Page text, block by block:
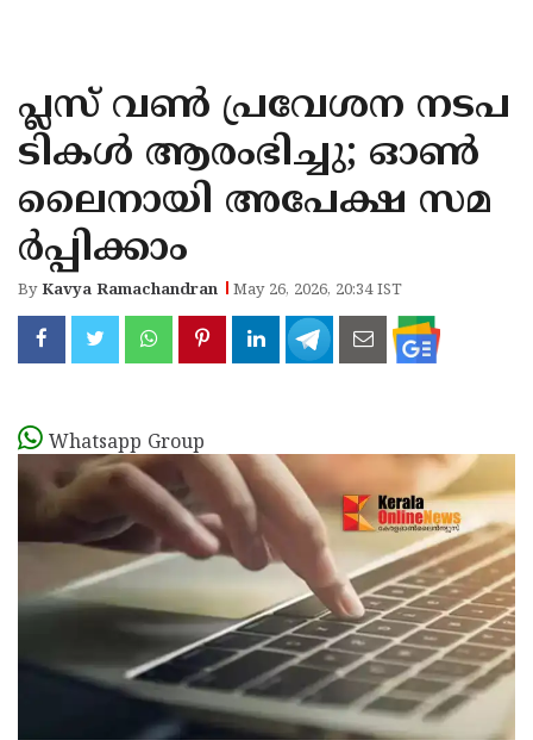
KANNUR
KASARAGOD
പ്ലസ് വൺ പ്രവേശന നടപ
ടികൾ ആരംഭിച്ചു; ഓൺ
ലൈനായി അപേക്ഷ സമ
ർപ്പിക്കാം
ByKavya Ramachandran May 26, 2026, 20:34 IST
Whatsapp Group